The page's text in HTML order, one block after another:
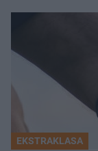
EKSTRAKLASA